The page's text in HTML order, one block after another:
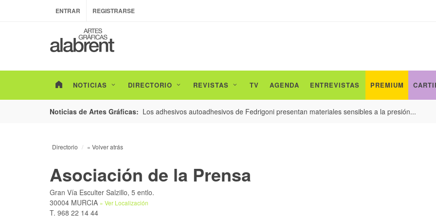
ENTRAR REGISTRARSE
NOTICIAS DIRECTORIO REVISTAS TV AGENDA ENTREVISTAS PREMIUM
Noticias de Artes Gráficas:
de envases con un nuevo estudio de Los adhesivos autoadhesivos de Fedrigoni presentan materiales sensibles a la presión...
Directorio « Volver atrás
Asociación de la Prensa
Gran Vía Esculter Salzillo, 5 entlo.
30004 MURCIA » Ver Localización
T. 968 22 14 44